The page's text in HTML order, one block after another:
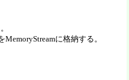
に格納する。